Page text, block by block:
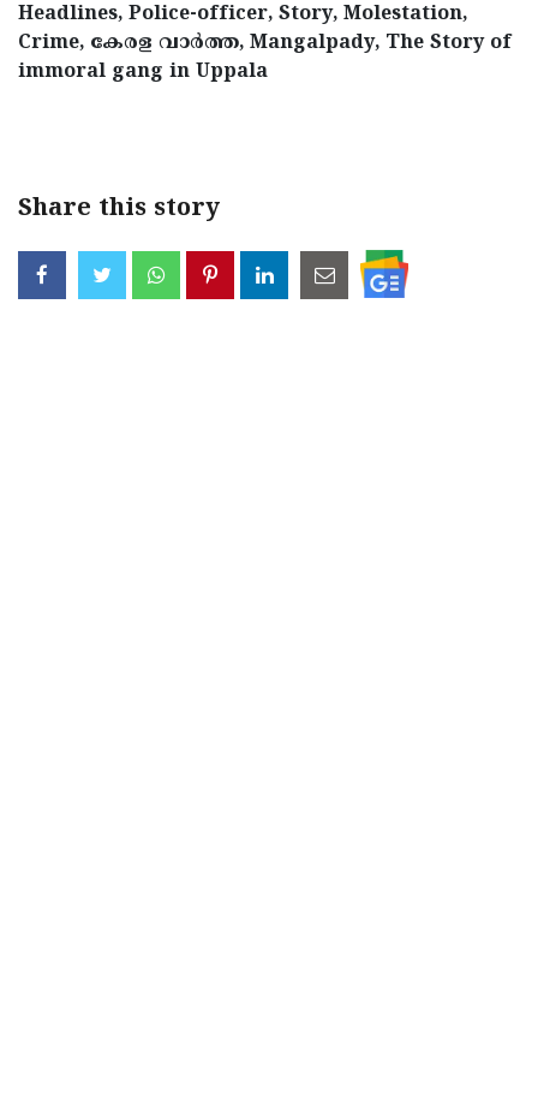
Headlines, Police-officer, Story, Molestation,
Crime, കേരള വാര്‍ത്ത, Mangalpady, The Story of
immoral gang in Uppala
Share this story